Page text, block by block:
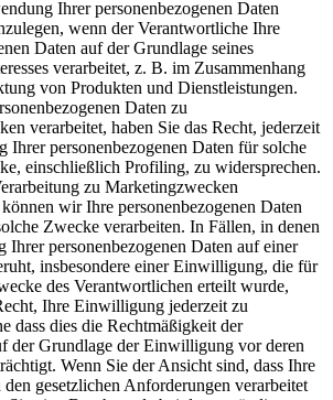
Ihrer personenbezogenen Daten
wenn der Verantwortliche Ihre
Daten auf der Grundlage seines
verarbeitet, z. B. im Zusammenhang
von Produkten und Dienstleistungen.
Daten zu
verarbeitet, haben Sie das Recht, jederzeit
Ihrer personenbezogenen Daten für solche
einschließlich Profiling, zu widersprechen.
zu Marketingzwecken
wir Ihre personenbezogenen Daten
Zwecke verarbeiten. In Fällen, in denen
Ihrer personenbezogenen Daten auf einer
insbesondere einer Einwilligung, die für
des Verantwortlichen erteilt wurde,
Ihre Einwilligung jederzeit zu
dass dies die Rechtmäßigkeit der
der Grundlage der Einwilligung vor deren
Wenn Sie der Ansicht sind, dass Ihre
den gesetzlichen Anforderungen verarbeitet